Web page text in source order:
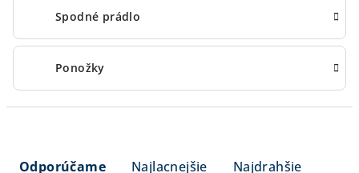
Spodné prádlo
Ponožky
Odporúčame Najlacnejšie Najdrahšie